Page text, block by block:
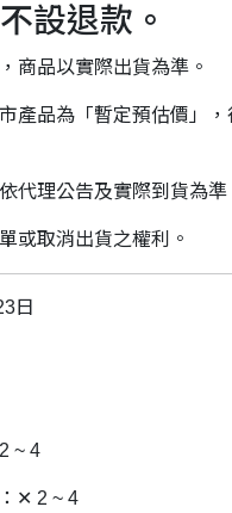
設退款。
商品以實際出貨為準。
產品為「暫定預估價」
代理公告及實際到貨為
或取消出貨之權利。
日
~ 4
✕ 2 ~ 4